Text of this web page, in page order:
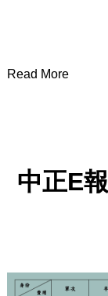
Read More
中正E報